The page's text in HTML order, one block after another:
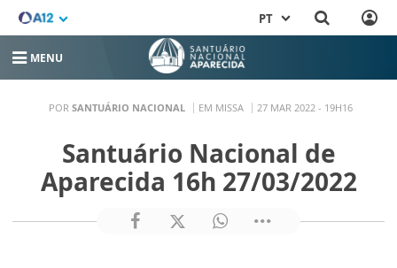
PT
MENU
POR SANTUÁRIO NACIONAL EM MISSA 27 MAR 2022 - 19H16
Santuário Nacional de
Aparecida 16h 27/03/2022